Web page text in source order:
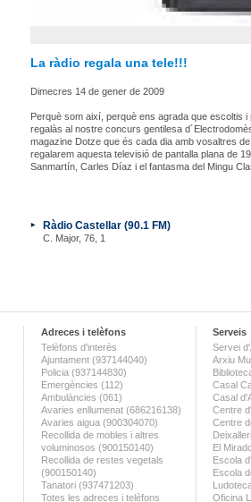
La ràdio regala una tele!!!
Dimecres 14 de gener de 2009
Perquè som així, perquè ens agrada que escoltis
regalàs al nostre concurs gentilesa
magazine Dotze que és cada dia amb vosaltres
regalarem aquesta televisió de pantalla plana de
Sanmartín, Carles Díaz i el fantasma del Mingu
Ràdio Castellar (90.1 FM)
C. Major, 76, 1
Adreces i telèfons
Telèfons d'interès
Ajuntament (937144040)
Policia (937144830)
Emergències (112)
Ambulàncies (061)
Avaries enllumenat (686216138)
Avaries aigua (900304070)
Recollida de mobles i altres
voluminosos (900150140)
Recollida de restes vegetals
(900150140)
Tanatori (937471203)
Totes les adreces i telèfons
Serveis
Servei
Arxiu
Casal
Casal
Centre
Centre
El
Escola
Escola
Oficina